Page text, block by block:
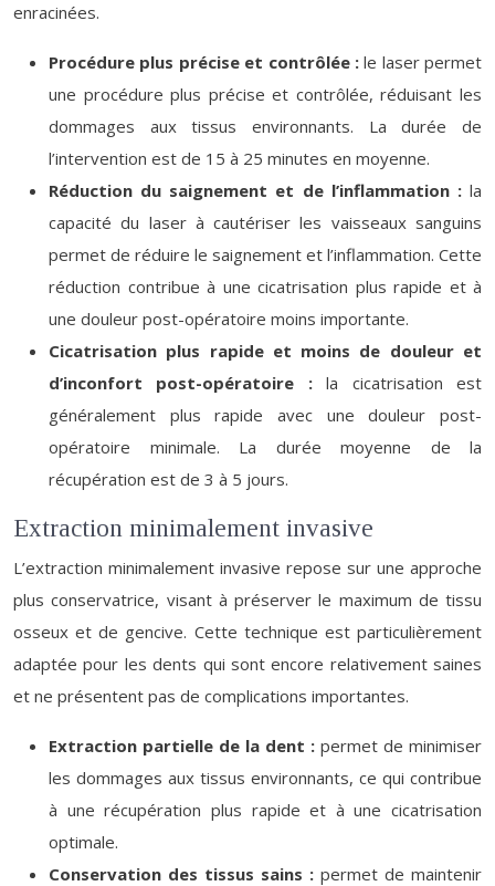
enracinées.
Procédure plus précise et contrôlée :le laser permet
une procédure plus précise et contrôlée, réduisant les
dommages aux tissus environnants. La durée de
l’intervention est de 15 à 25 minutes en moyenne.
Réduction du saignement et de l’inflammation : la
capacité du laser à cautériser les vaisseaux sanguins
permet de réduire le saignement et l’inflammation. Cette
réduction contribue à une cicatrisation plus rapide et à
une douleur post-opératoire moins importante.
Cicatrisation plus rapide et moins de douleur et
d’inconfort post-opératoire :la cicatrisation est
généralement plus rapide avec une douleur post-
opératoire minimale. La durée moyenne de la
récupération est de 3 à 5 jours.
Extraction minimalement invasive
L’extraction minimalement invasive repose sur une approche
plus conservatrice, visant à préserver le maximum de tissu
osseux et de gencive. Cette technique est particulièrement
adaptée pour les dents qui sont encore relativement saines
et ne présentent pas de complications importantes.
Extraction partielle de la dent : permet de minimiser
les dommages aux tissus environnants, ce qui contribue
à une récupération plus rapide et à une cicatrisation
optimale.
Conservation des tissus sains : permet de maintenir